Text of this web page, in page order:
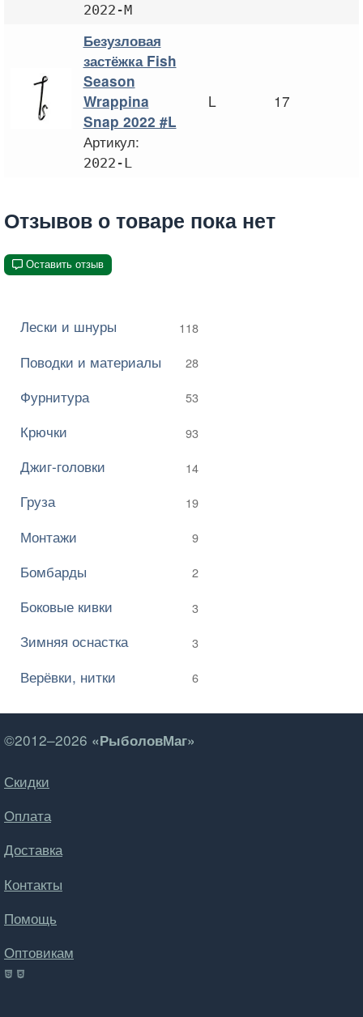
2022-M
Безузловая
застёжка Fish
Season
Wrappina
Snap 2022 #L
Артикул:
2022-L
L 17
Отзывов о товаре пока нет
Оставить отзыв
Лески и шнуры 118
Поводки и материалы 28
Фурнитура 53
Крючки 93
Джиг-головки 14
Груза 19
Монтажи 9
Бомбарды 2
Боковые кивки 3
Зимняя оснастка 3
Верёвки, нитки 6
©2012–2026 «РыболовМаг»
Скидки
Оплата
Доставка
Контакты
Помощь
Оптовикам